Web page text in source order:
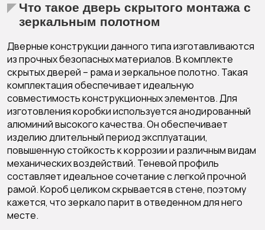
Что такое дверь скрытого монтажа с
зеркальным полотном
Дверные конструкции данного типа изготавливаются
из прочных безопасных материалов. В комплекте
скрытых дверей – рама и зеркальное полотно. Такая
комплектация обеспечивает идеальную
совместимость конструкционных элементов. Для
изготовления коробки используется анодированный
алюминий высокого качества. Он обеспечивает
изделию длительный период эксплуатации,
повышенную стойкость к коррозии и различным видам
механических воздействий. Теневой профиль
составляет идеальное сочетание с легкой прочной
рамой. Короб целиком скрывается в стене, поэтому
кажется, что зеркало парит в отведенном для него
месте.